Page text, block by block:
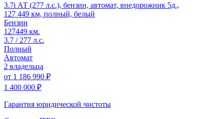
3.7i АТ (277 л.с.), бензин, автомат, внедорожник 5д.,
127 449 км, полный, белый
Бензин
127449 км.
3.7 / 277 л.с.
Полный
Автомат
2 владельца
от 1 186 990 ₽
1 400 000 ₽
Гарантия юридической чистоты